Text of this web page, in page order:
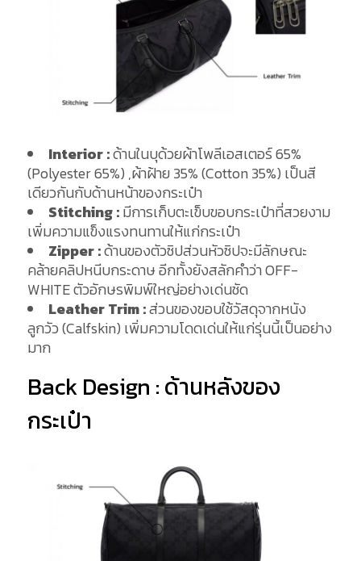
Interior :ด้านในบุด้วยผ้าโพลีเอสเตอร์ 65%
(Polyester 65%) ,ผ้าฝ้าย 35% (Cotton 35%) เป็นสี
เดียวกันกับด้านหน้าของกระเป๋า
Stitching :มีการเก็บตะเข็บขอบกระเป๋าที่สวยงาม
เพิ่มความแข็งแรงทนทานให้แก่กระเป๋า
Zipper :ด้านของตัวซิปส่วนหัวซิปจะมีลักษณะ
คล้ายคลิปหนีบกระดาษ อีกทั้งยังสลักคำว่า OFF-
WHITE ตัวอักษรพิมพ์ใหญ่อย่างเด่นชัด
Leather Trim :ส่วนของขอบใช้วัสดุจากหนัง
ลูกวัว (Calfskin) เพิ่มความโดดเด่นให้แก่รุ่นนี้เป็นอย่าง
มาก
Back Design : ด้านหลังของ
กระเป๋า